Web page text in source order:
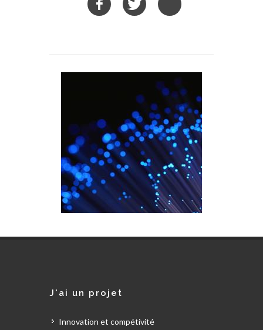
J'ai un projet
Innovation et compétivité